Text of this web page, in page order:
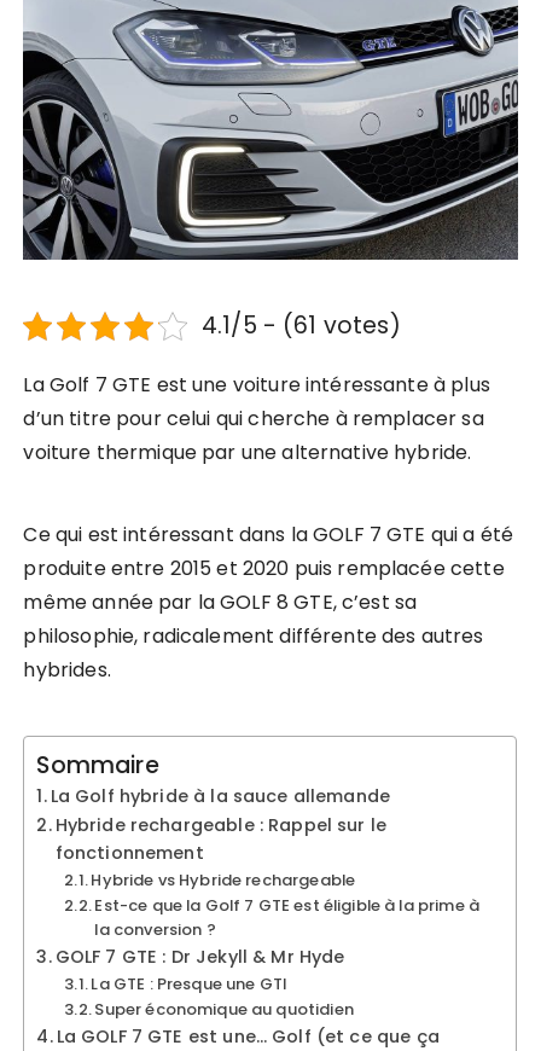
4.1/5 - (61 votes)
La Golf 7 GTE est une voiture intéressante à plus
d’un titre pour celui qui cherche à remplacer sa
voiture thermique par une alternative hybride.
Ce qui est intéressant dans la GOLF 7 GTE qui a été
produite entre 2015 et 2020 puis remplacée cette
même année par la GOLF 8 GTE, c’est sa
philosophie, radicalement différente des autres
hybrides.
Sommaire
La Golf hybride à la sauce allemande
Hybride rechargeable : Rappel sur le
fonctionnement
Hybride vs Hybride rechargeable
Est-ce que la Golf 7 GTE est éligible à la prime à
la conversion ?
GOLF 7 GTE : Dr Jekyll & Mr Hyde
La GTE : Presque une GTI
Super économique au quotidien
La GOLF 7 GTE est une… Golf (et ce que ça